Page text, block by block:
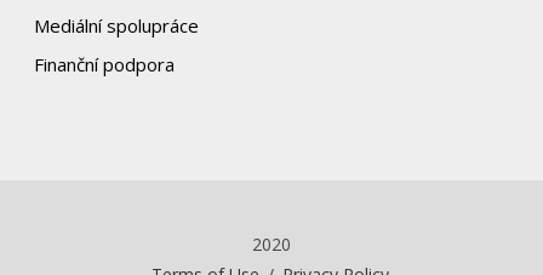
Mediální spolupráce
Finanční podpora
2020